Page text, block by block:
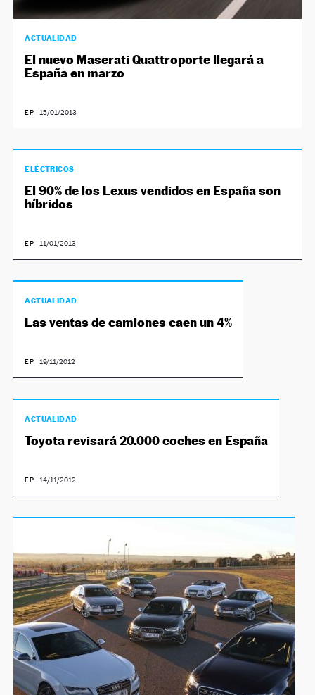
ACTUALIDAD
El nuevo Maserati Quattroporte llegará a
España en marzo
EP | 15/01/2013
ELÉCTRICOS
El 90% de los Lexus vendidos en España son
híbridos
EP | 11/01/2013
ACTUALIDAD
Las ventas de camiones caen un 4%
EP | 19/11/2012
ACTUALIDAD
Toyota revisará 20.000 coches en España
EP | 14/11/2012